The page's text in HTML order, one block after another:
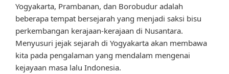
Yogyakarta, Prambanan, dan Borobudur adalah
beberapa tempat bersejarah yang menjadi saksi bisu
perkembangan kerajaan-kerajaan di Nusantara.
Menyusuri jejak sejarah di Yogyakarta akan membawa
kita pada pengalaman yang mendalam mengenai
kejayaan masa lalu Indonesia.